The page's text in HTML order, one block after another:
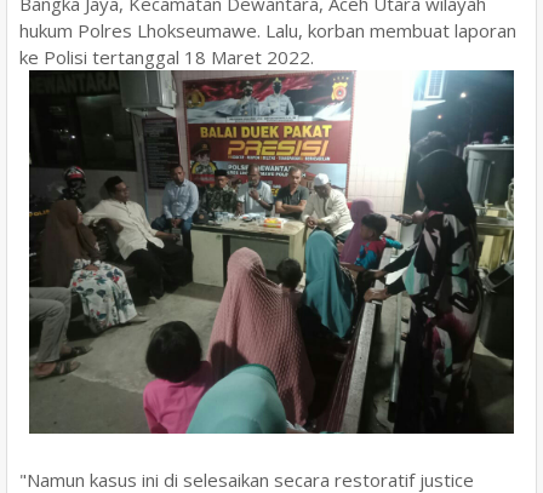
hukum Polres Lhokseumawe. Lalu, korban membuat laporan
ke Polisi tertanggal 18 Maret 2022.
"Namun kasus ini di selesaikan secara restoratif justice